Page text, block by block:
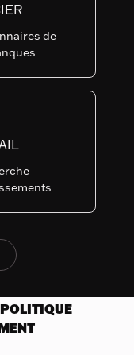
de
récapitulatif
4 5
Risque plus élevé